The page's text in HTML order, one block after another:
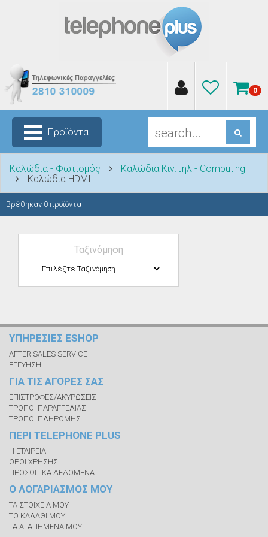
0
Προϊόντα
Καλώδια - Φωτισμός
Καλώδια Κιν.τηλ - Computing
Καλώδια HDMI
Βρέθηκαν 0 προϊόντα
Ταξινόμηση
ΥΠΗΡΕΣΙΕΣ ESHOP
AFTER SALES SERVICE
ΕΓΓΥΗΣΗ
ΓΙΑ ΤΙΣ ΑΓΟΡΕΣ ΣΑΣ
ΕΠΙΣΤΡΟΦΕΣ/ΑΚΥΡΩΣΕΙΣ
ΤΡΟΠΟΙ ΠΑΡΑΓΓΕΛΙΑΣ
ΤΡΟΠΟΙ ΠΛΗΡΩΜΗΣ
ΠΕΡΙ TELEPHONE PLUS
Η ΕΤΑΙΡΕΙΑ
ΟΡΟΙ ΧΡΗΣΗΣ
ΠΡΟΣΩΠΙΚΑ ΔΕΔΟΜΕΝΑ
Ο ΛΟΓΑΡΙΑΣΜΟΣ ΜΟΥ
ΤΑ ΣΤΟΙΧΕΙΑ ΜΟΥ
ΤΟ ΚΑΛΑΘΙ ΜΟΥ
ΤΑ ΑΓΑΠΗΜΕΝΑ ΜΟΥ